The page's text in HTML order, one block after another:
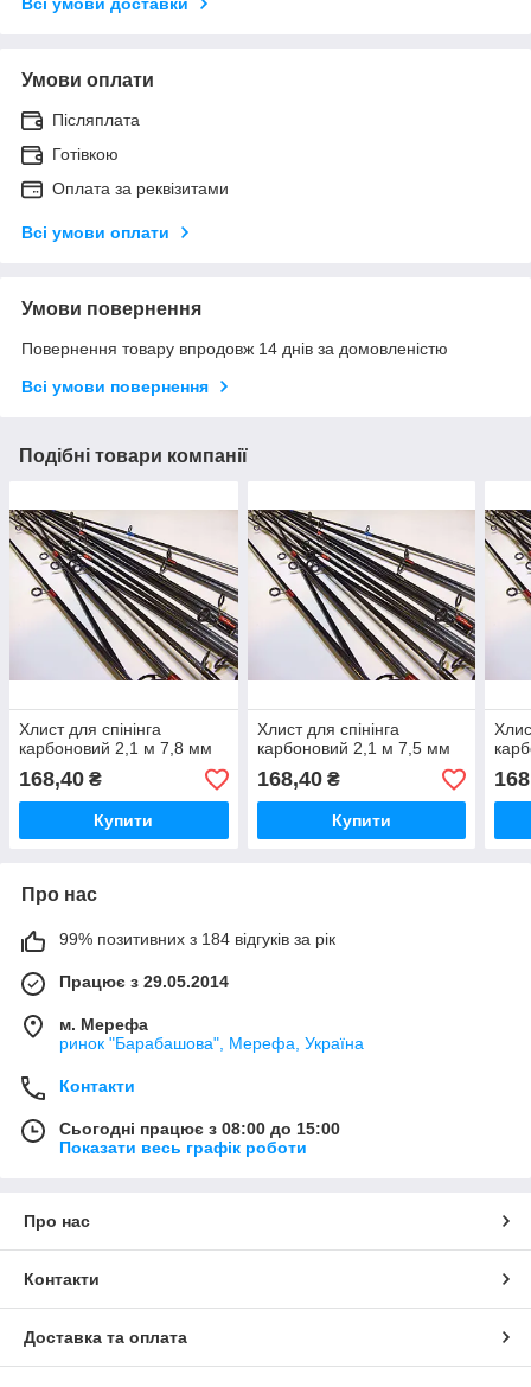
Умови оплати
Післяплата
Готівкою
Оплата за реквізитами
Всі умови оплати
Умови повернення
Повернення товару впродовж 14 днів за домовленістю
Всі умови повернення
Подібні товари компанії
Хлист для спінінга
карбоновий 2,1 м 7,8 мм
168,40 ₴
Купити
Хлист для спінінга
карбоновий 2,1 м 7,5 мм
168,40₴
Купити
Про нас
99% позитивних з 184 відгуків за рік
Працює з 29.05.2014
м. Мерефа
ринок "Барабашова", Мерефа, Україна
Контакти
Сьогодні працює з 08:00 до 15:00
Показати весь графік роботи
Про нас
Контакти
Доставка та оплата